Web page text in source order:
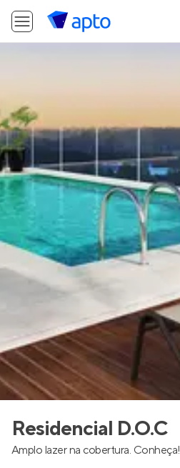
Residencial D.O.C
Amplo lazer na cobertura. Conheça!